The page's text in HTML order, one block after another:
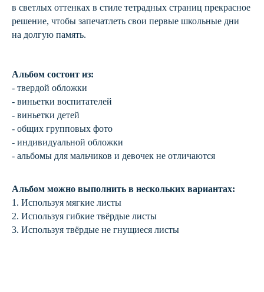
в светлых оттенках в стиле тетрадных страниц прекрасное
решение, чтобы запечатлеть свои первые школьные дни
на долгую память.
Альбом состоит из:
- твердой обложки
- виньетки воспитателей
- виньетки детей
- общих групповых фото
- индивидуальной обложки
- альбомы для мальчиков и девочек не отличаются
Альбом можно выполнить в нескольких вариантах:
1. Используя мягкие листы
2. Используя гибкие твёрдые листы
3. Используя твёрдые не гнущиеся листы